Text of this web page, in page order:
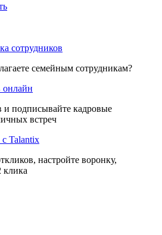
сотрудников
семейным сотрудникам?
онлайн
и подписывайте кадровые
встреч
с Talantix
настройте воронку,
клика